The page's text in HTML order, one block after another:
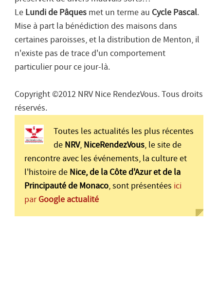
Le Lundi de Pâques met un terme au Cycle Pascal.
Mise à part la bénédiction des maisons dans
certaines paroisses, et la distribution de Menton, il
n'existe pas de trace d'un comportement
particulier pour ce jour-là.
Copyright ©2012 NRV Nice RendezVous. Tous droits
réservés.
Toutes les actualités les plus récentes
de NRV, NiceRendezVous, le site de
rencontre avec les événements, la culture et
l'histoire de Nice, de la Côte d'Azur et de la
Principauté de Monaco, sont présentées ici
par Google actualité